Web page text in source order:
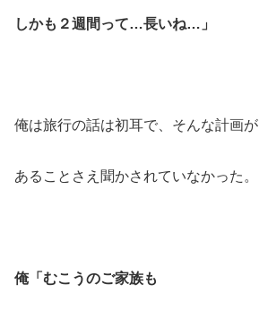
しかも２週間って…長いね…」
俺は旅行の話は初耳で、そんな計画が
あることさえ聞かされていなかった。
俺「むこうのご家族も